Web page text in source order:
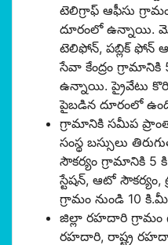
టెలిగ్రాఫ్ ఆఫీసు
దూరంలో ఉన్నాయి.
టెలిఫోన్, పబ్లిక్ ఫోన్
సేవా కేంద్రం గ్రామానికి
ఉన్నాయి. ప్రైవేటు
పైబడిన దూరంలో
గ్రామానికి సమీప
సంస్థ బస్సులు
సౌకర్యం గ్రామానికి 5
స్టేషన్, ఆటో సౌకర్యం,
గ్రామం నుండి 10
జిల్లా రహదారి
రహదారి, రాష్ట్ర